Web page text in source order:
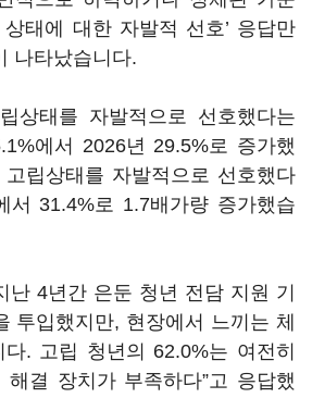
태에 대한 자발적 선호’ 응답만
나타났습니다.
상태를 자발적으로 선호했다는
에서 2026년 29.5%로 증가했
립상태를 자발적으로 선호했다
서 31.4%로 1.7배가량 증가했습
난 4년간 은둔 청년 전담 지원 기
투입했지만, 현장에서 느끼는 체
. 고립 청년의 62.0%는 여전히
해결 장치가 부족하다”고 응답했